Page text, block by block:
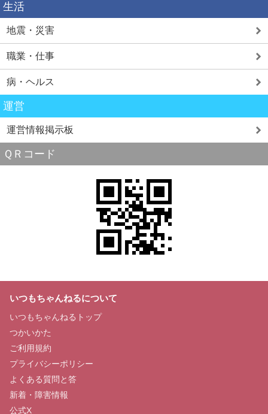
生活
地震・災害
職業・仕事
病・ヘルス
運営
運営情報掲示板
ＱＲコード
いつもちゃんねるについて
いつもちゃんねるトップ
つかいかた
ご利用規約
プライバシーポリシー
よくある質問と答
新着・障害情報
公式X